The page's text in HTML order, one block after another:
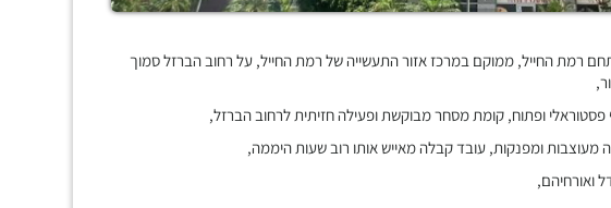
רמת החייל, ממוקם במרכז אזור התעשייה של רמת החייל, על רחוב הברזל סמוך
מעוצבות ומפנקות, עובד קבלה מאייש אותו רוב שעות היממה,
ואורחיהם,